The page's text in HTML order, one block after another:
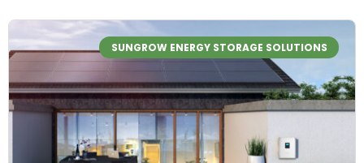
SUNGROW ENERGY STORAGE SOLUTIONS